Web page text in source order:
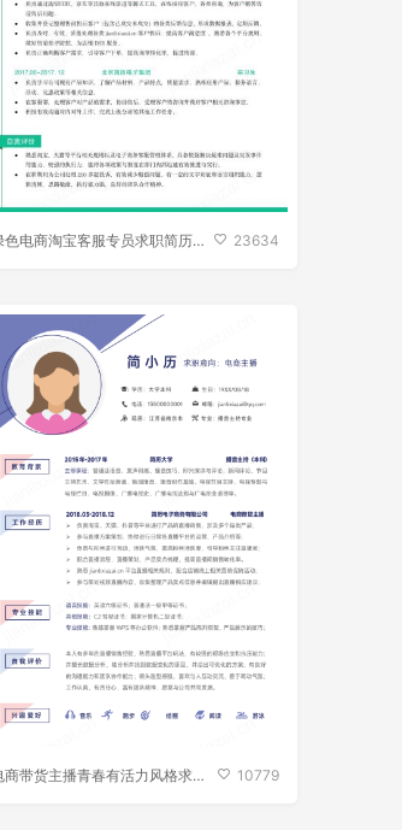
色电商淘宝客服专员求职简历模
23634
商带货主播青春有活力风格求职
10779